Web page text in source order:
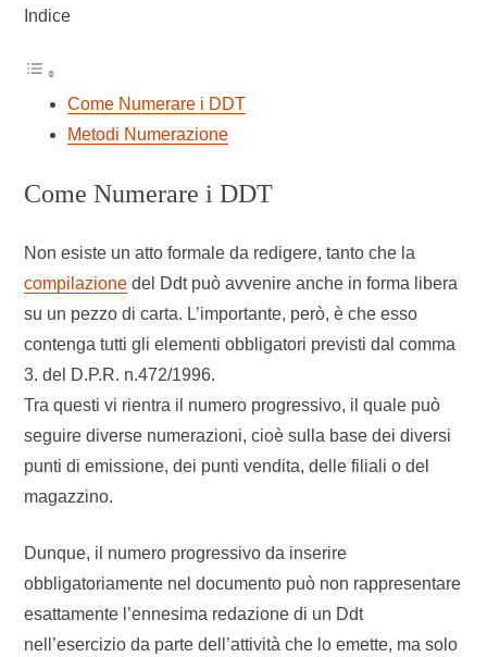
Indice
Come Numerare i DDT
Metodi Numerazione
Come Numerare i DDT
Non esiste un atto formale da redigere, tanto che la
compilazione del Ddt può avvenire anche in forma libera
su un pezzo di carta. L’importante, però, è che esso
contenga tutti gli elementi obbligatori previsti dal comma
3. del D.P.R. n.472/1996.
Tra questi vi rientra il numero progressivo, il quale può
seguire diverse numerazioni, cioè sulla base dei diversi
punti di emissione, dei punti vendita, delle filiali o del
magazzino.
Dunque, il numero progressivo da inserire
obbligatoriamente nel documento può non rappresentare
esattamente l’ennesima redazione di un Ddt
nell’esercizio da parte dell’attività che lo emette, ma solo